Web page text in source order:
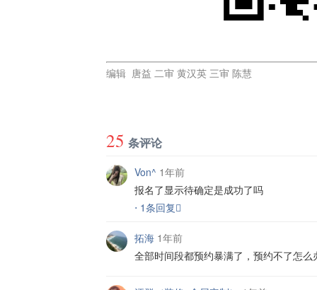
编辑 唐益 二审 黄汉英 三审 陈慧
25 条评论
Von^ 1年前
报名了显示待确定是成功了吗
⋅ 1条回复
拓海 1年前
全部时间段都预约暴满了，预约不了怎